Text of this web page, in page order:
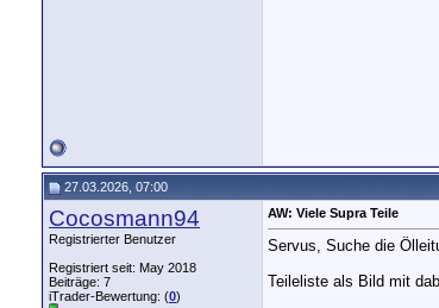
27.03.2026, 07:00
Cocosmann94
Registrierter Benutzer
Registriert seit: May 2018
Beiträge: 7
iTrader-Bewertung: (0)
AW: Viele Supra Teile
Servus, Suche die
Teileliste als Bild mit